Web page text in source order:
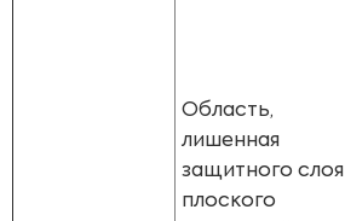
Область,
лишенная
защитного слоя
плоского